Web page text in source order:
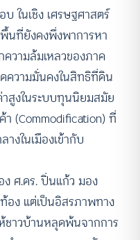
ในเชิง เศรษฐศาสตร์
พื้นที่ยังคงพึ่งพาการหา
วามล้มเหลวของภาค
ความมั่นคงในสิทธิที่ดิน
สูงในระบบทุนนิยมสมัย
(Commodification) ที่
งในเมืองเข้ากับ
ศ.ดร. ปิ่นแก้ว มอง
ท้อง แต่เป็นอิสรภาพทาง
ชาวบ้านหลุดพ้นจากการ